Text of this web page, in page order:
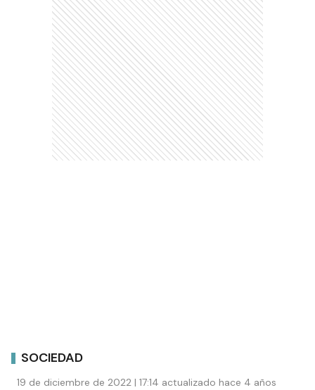
SOCIEDAD
19 de diciembre de 2022 | 17:14 actualizado hace 4 años